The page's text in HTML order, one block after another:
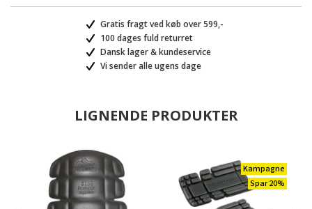
Gratis fragt ved køb over 599,-
100 dages fuld returret
Dansk lager & kundeservice
Vi sender alle ugens dage
LIGNENDE PRODUKTER
Kampagne
Spar 20%